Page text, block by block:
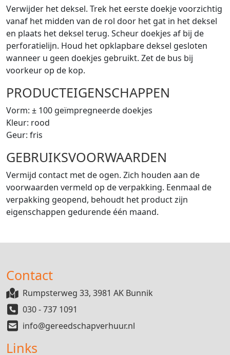
Verwijder het deksel. Trek het eerste doekje voorzichtig
vanaf het midden van de rol door het gat in het deksel
en plaats het deksel terug. Scheur doekjes af bij de
perforatielijn. Houd het opklapbare deksel gesloten
wanneer u geen doekjes gebruikt. Zet de bus bij
voorkeur op de kop.
PRODUCTEIGENSCHAPPEN
Vorm: ± 100 geïmpregneerde doekjes
Kleur: rood
Geur: fris
GEBRUIKSVOORWAARDEN
Vermijd contact met de ogen. Zich houden aan de
voorwaarden vermeld op de verpakking. Eenmaal de
verpakking geopend, behoudt het product zijn
eigenschappen gedurende één maand.
Contact
Rumpsterweg 33, 3981 AK Bunnik
030 - 737 1091
info@gereedschapverhuur.nl
Links